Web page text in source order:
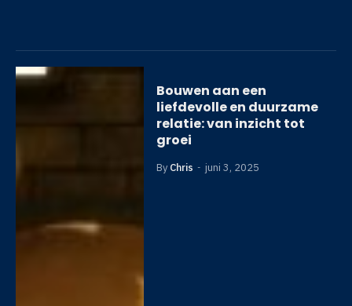
Bouwen aan een
liefdevolle en duurzame
relatie: van inzicht tot
groei
By Chris juni 3, 2025